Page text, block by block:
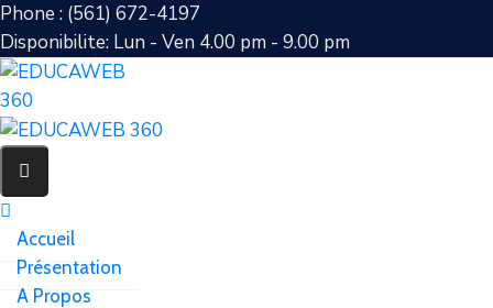
Phone : (561) 672-4197
Disponibilite: Lun - Ven 4.00 pm - 9.00 pm
Accueil
Présentation
A Propos